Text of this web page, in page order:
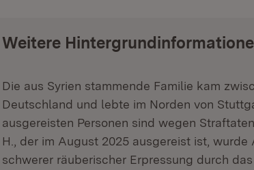
Weitere
Die aus Syrien stammende Familie kam
Deutschland und lebte im Norden von
ausgereisten Personen sind wegen
H., der im August 2025 ausgereist ist,
schwerer räuberischer Erpressung durch